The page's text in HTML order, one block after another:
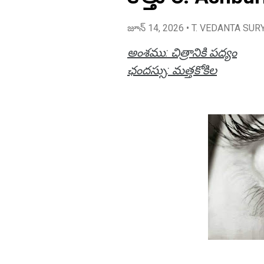
జూన్ 14, 2026 • T. VEDANTA
అంశము: చిత్రానికి పద్యం
ఛందస్సు: మత్తకోకిల